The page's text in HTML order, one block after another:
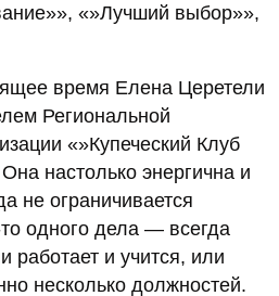
«»Лучший выбор»»,
время Елена Церетели
Региональной
«»Купеческий Клуб
настолько энергична и
не ограничивается
одного дела — всегда
работает и учится, или
несколько должностей.